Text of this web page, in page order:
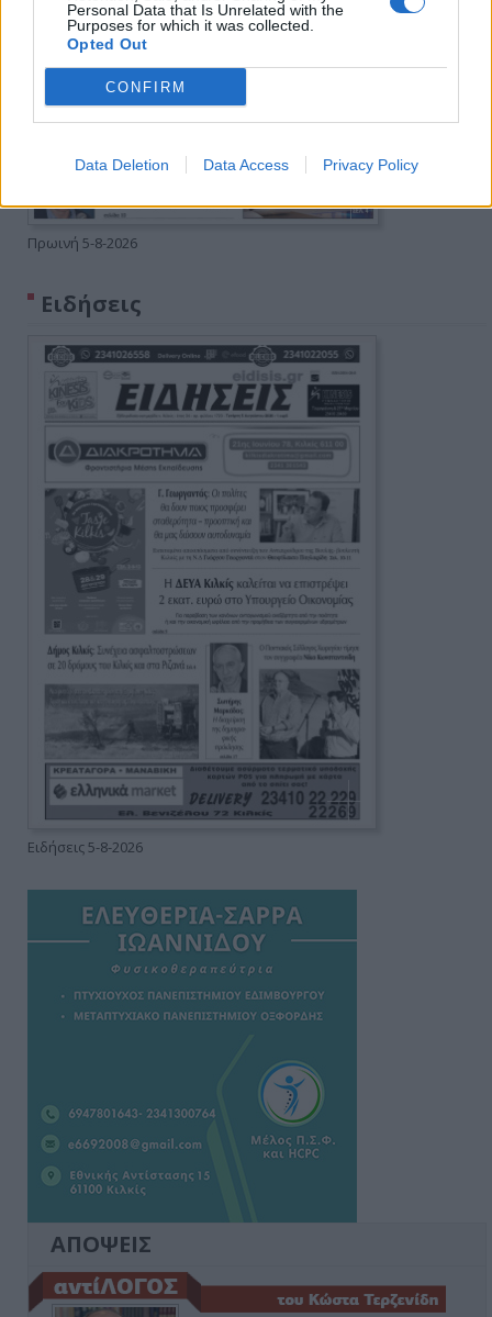
Personal Data that Is Unrelated with the
Purposes for which it was collected.
Opted Out
CONFIRM
Data Deletion Data Access Privacy Policy
Πρωινή 5-8-2026
Ειδήσεις
Ειδήσεις 5-8-2026
ΑΠΟΨΕΙΣ